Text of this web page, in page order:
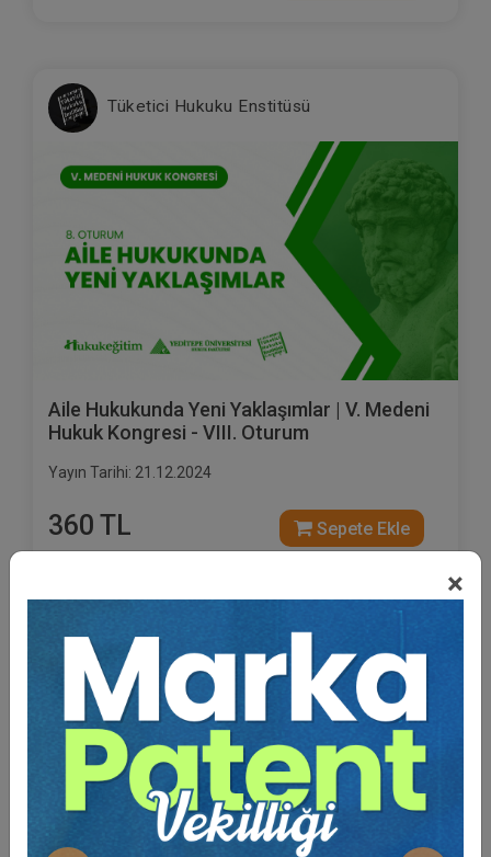
×
Tüketici Hukuku Enstitüsü
Aile Hukukunda Yeni Yaklaşımlar | V. Medeni
Hukuk Kongresi - VIII. Oturum
Yayın Tarihi: 21.12.2024
360 TL Sepete Ekle
Tüketici Hukuku Enstitüsü